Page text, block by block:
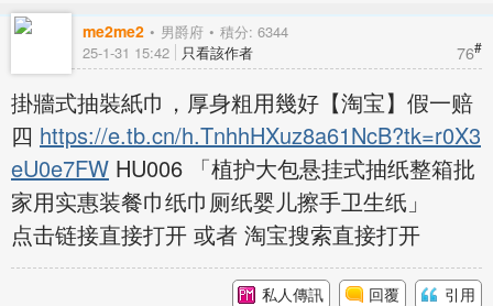
me2me2 男爵府 積分: 6344
76#
25-1-31 15:42 只看該作者
掛牆式抽裝紙巾，厚身粗用幾好【淘宝】假一赔
四 https://e.tb.cn/h.TnhhHXuz8a61NcB?tk=r0X3
eU0e7FW HU006 「植护大包悬挂式抽纸整箱批
家用实惠装餐巾纸巾厕纸婴儿擦手卫生纸」
点击链接直接打开 或者 淘宝搜索直接打开
私人傳訊 回覆 引用